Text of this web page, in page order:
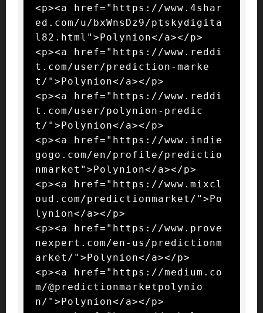
<p><a href="https://www.4shar
ed.com/u/bxWnsDz9/ptskydigita
l82.html">Polynion</a></p>
<p><a href="https://www.reddi
t.com/user/prediction-marke
t/">Polynion</a></p>
<p><a href="https://www.reddi
t.com/user/polynion-predic
t/">Polynion</a></p>
<p><a href="https://www.indie
gogo.com/en/profile/predictio
nmarket">Polynion</a></p>
<p><a href="https://www.mixcl
oud.com/predictionmarket/">Po
lynion</a></p>
<p><a href="https://www.prove
nexpert.com/en-us/predictionm
arket/">Polynion</a></p>
<p><a href="https://medium.co
m/@predictionmarketpolynio
n/">Polynion</a></p>